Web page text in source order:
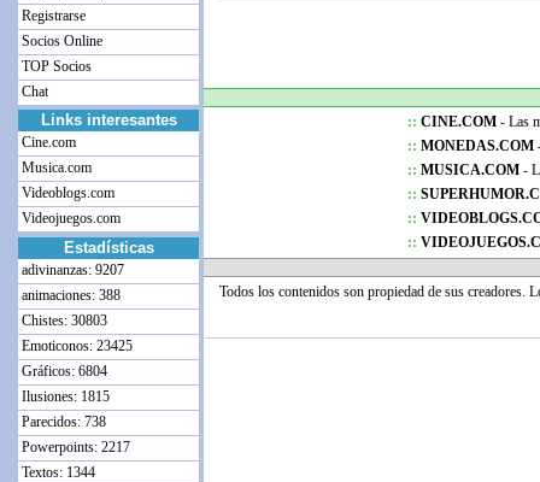
Registrarse
Socios Online
TOP Socios
Chat
Links interesantes
Cine.com
Musica.com
Videoblogs.com
Videojuegos.com
Estadísticas
adivinanzas: 9207
animaciones: 388
Chistes: 30803
Emoticonos: 23425
Gráficos: 6804
Ilusiones: 1815
Parecidos: 738
Powerpoints: 2217
Textos: 1344
:: CINE.COM - Las
:: MONEDAS.COM
:: MUSICA.COM -
::
::
::
Todos los contenidos son propiedad de sus creadores.